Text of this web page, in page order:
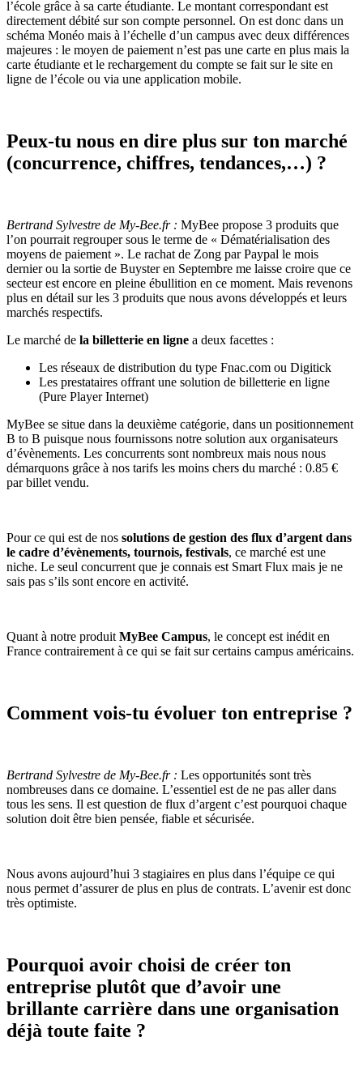
l’école grâce à sa carte étudiante. Le montant correspondant est
directement débité sur son compte personnel. On est donc dans un
schéma Monéo mais à l’échelle d’un campus avec deux différences
majeures : le moyen de paiement n’est pas une carte en plus mais la
carte étudiante et le rechargement du compte se fait sur le site en
ligne de l’école ou via une application mobile.
Peux-tu nous en dire plus sur ton marché
(concurrence, chiffres, tendances,…) ?
Bertrand Sylvestre de My-Bee.fr : MyBee propose 3 produits que
l’on pourrait regrouper sous le terme de « Dématérialisation des
moyens de paiement ». Le rachat de Zong par Paypal le mois
dernier ou la sortie de Buyster en Septembre me laisse croire que ce
secteur est encore en pleine ébullition en ce moment. Mais revenons
plus en détail sur les 3 produits que nous avons développés et leurs
marchés respectifs.
Le marché de la billetterie en ligne a deux facettes :
Les réseaux de distribution du type Fnac.com ou Digitick
Les prestataires offrant une solution de billetterie en ligne
(Pure Player Internet)
MyBee se situe dans la deuxième catégorie, dans un positionnement
B to B puisque nous fournissons notre solution aux organisateurs
d’évènements. Les concurrents sont nombreux mais nous nous
démarquons grâce à nos tarifs les moins chers du marché : 0.85 €
par billet vendu.
Pour ce qui est de nos solutions de gestion des flux d’argent dans
le cadre d’évènements, tournois, festivals, ce marché est une
niche. Le seul concurrent que je connais est Smart Flux mais je ne
sais pas s’ils sont encore en activité.
Quant à notre produit MyBee Campus, le concept est inédit en
France contrairement à ce qui se fait sur certains campus américains.
Comment vois-tu évoluer ton entreprise ?
Bertrand Sylvestre de My-Bee.fr : Les opportunités sont très
nombreuses dans ce domaine. L’essentiel est de ne pas aller dans
tous les sens. Il est question de flux d’argent c’est pourquoi chaque
solution doit être bien pensée, fiable et sécurisée.
Nous avons aujourd’hui 3 stagiaires en plus dans l’équipe ce qui
nous permet d’assurer de plus en plus de contrats. L’avenir est donc
très optimiste.
Pourquoi avoir choisi de créer ton
entreprise plutôt que d’avoir une
brillante carrière dans une organisation
déjà toute faite ?